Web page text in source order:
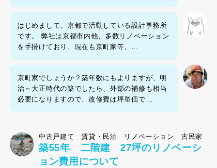
はじめまして。京都で活動している設計事務所
です。 弊社は京都市内他、多数リノベーション
を手掛けており、現在も京町家等、…
京町家でしょうか？築年数にもよりますが、明
治～大正時代の築でしたら、外部の補修も相当
必要になりますので、改修費は坪単価で…
中古戸建て 賃貸・民泊 リノベーション 古民家
築55年 二階建 27坪のリノベーシ
ョン費用について